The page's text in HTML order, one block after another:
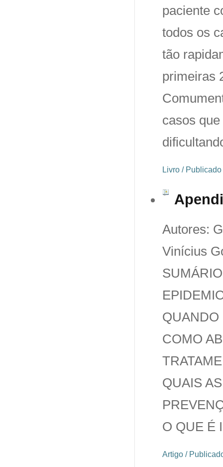
paciente
todos os
tão
primeiras
casos
Livro /
Autores:
Vinícius
QUANDO
COMO
QUAIS
O QUE É
Artigo /